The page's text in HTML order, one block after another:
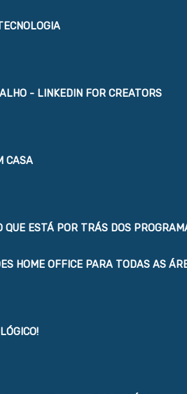
- LINKEDIN FOR CREATORS
CASA
ESTÁ POR TRÁS DOS
HOME OFFICE PARA TODAS AS